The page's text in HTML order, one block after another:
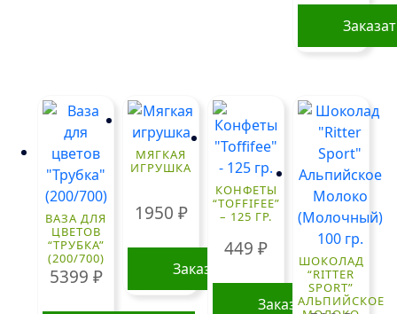
ВАЗА ДЛЯ
ЦВЕТОВ
“ТРУБКА”
(200/700)
5399 ₽
МЯГКАЯ
ИГРУШКА
1950 ₽
Заказать
КОНФЕТЫ
“TOFFIFEE”
– 125 ГР.
449₽
Заказать
ШОКОЛАД
“RITTER
SPORT”
АЛЬПИЙСКОЕ